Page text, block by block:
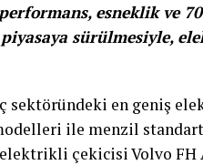
esneklik ve
sürülmesiyle,
sektöründeki en geniş
ile menzil
çekicisi Volvo FH